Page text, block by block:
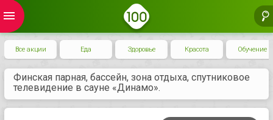
menu
Все акции Еда Здоровье Красота Обучение
Финская парная, бассейн, зона отдыха, спутниковое
телевидение в сауне «Динамо».